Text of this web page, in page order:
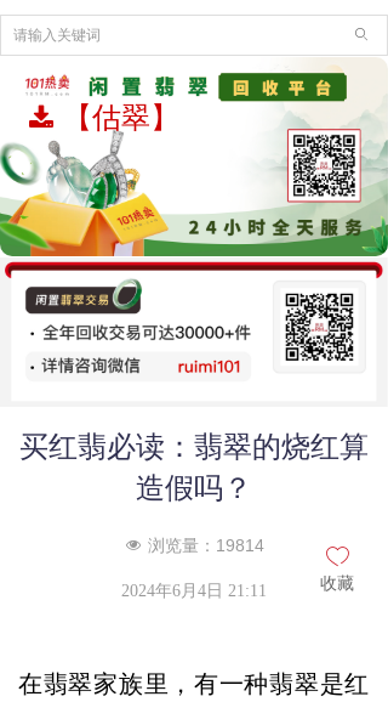
ꄙ
끂 【估翠】
2024年6月4日 21:11
ꄀ
收藏
在翡翠家族里，有一种翡翠是红
买红翡必读：翡翠的烧红算
造假吗？
넶 浏览量： 19814